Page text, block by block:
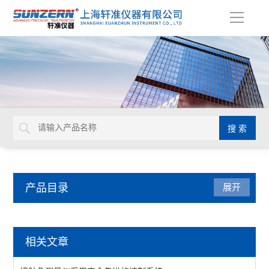
导
产品目录
全自动张力仪
展开
相关文章